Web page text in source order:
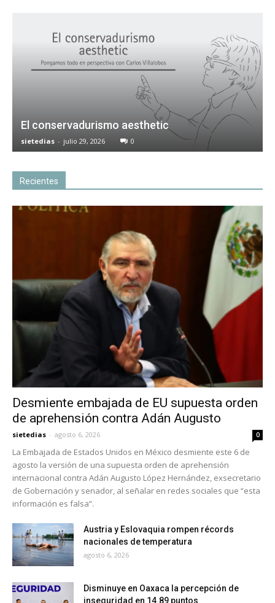
El conservadurismo aesthetic
sietedias - julio 29, 2026 0
Recientes
Desmiente embajada de EU supuesta orden
de aprehensión contra Adán Augusto
sietedias - agosto 6, 2026 0
La Embajada de Estados Unidos en México desmiente este 6 de
agosto la versión de una supuesta orden de aprehensión
internacional contra Adán Augusto López Hernández, exsecretario
de Gobernación y senador, al señalar en redes sociales que “esta
información es falsa”.
Austria y Eslovaquia rompen récords
nacionales de temperatura
agosto 6, 2026
Disminuye en Oaxaca la percepción de
inseguridad en 14.89 puntos